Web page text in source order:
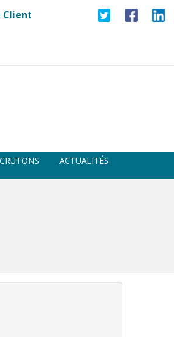
Client
ACTUALITÉS